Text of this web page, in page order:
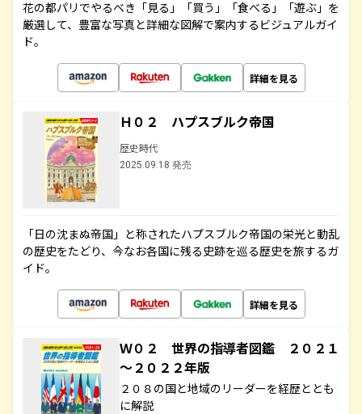
花の都パリでやるべき「見る」「買う」「食べる」「遊ぶ」を
厳選して、豊富な写真と詳細な図解で案内するビジュアルガイ
ド。
詳細を見る
Ｈ０２ ハプスブルク帝国
歴史時代
2025.09.18 発売
「日の沈まぬ帝国」と称されたハプスブルク帝国の栄光と動乱
の歴史をたどり、今なお各国に残る史跡を巡る歴史を旅するガ
イド。
詳細を見る
Ｗ０２ 世界の指導者図鑑 ２０２１
～２０２２年版
２０８の国と地域のリーダーを経歴ととも
に解説